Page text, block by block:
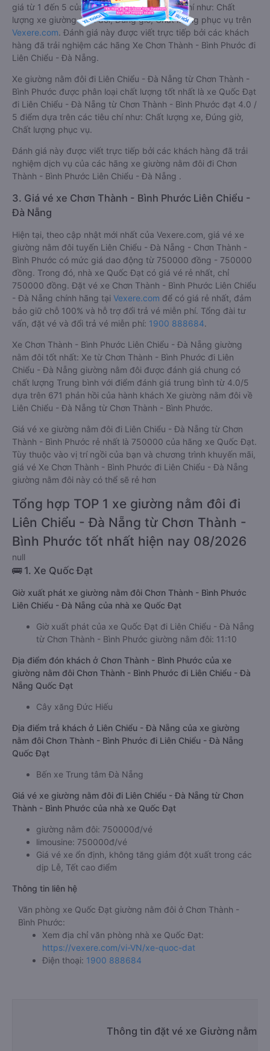
giá từ 1 đến 5 của khách hàng với các tiêu chí như: Chất
lượng xe giường nằm đôi, Đúng giờ, Chất lượng phục vụ trên
Vexere.com. Đánh giá này được viết trực tiếp bởi các khách
hàng đã trải nghiệm các hãng Xe Chơn Thành - Bình Phước đi
Liên Chiểu - Đà Nẵng.
Xe giường nằm đôi đi Liên Chiểu - Đà Nẵng từ Chơn Thành -
Bình Phước được phân loại chất lượng tốt nhất là xe Quốc Đạt
đi Liên Chiểu - Đà Nẵng từ Chơn Thành - Bình Phước đạt 4.0 /
5 điểm dựa trên các tiêu chí như: Chất lượng xe, Đúng giờ,
Chất lượng phục vụ.
Đánh giá này được viết trực tiếp bởi các khách hàng đã trải
nghiệm dịch vụ của các hãng xe giường nằm đôi đi Chơn
Thành - Bình Phước Liên Chiểu - Đà Nẵng .
3. Giá vé xe Chơn Thành - Bình Phước Liên Chiểu -
Đà Nẵng
Hiện tại, theo cập nhật mới nhất của Vexere.com, giá vé xe
giường nằm đôi tuyến Liên Chiểu - Đà Nẵng - Chơn Thành -
Bình Phước có mức giá dao động từ 750000 đồng - 750000
đồng. Trong đó, nhà xe Quốc Đạt có giá vé rẻ nhất, chỉ
750000 đồng. Đặt vé xe Chơn Thành - Bình Phước Liên Chiểu
- Đà Nẵng chính hãng tại Vexere.com để có giá rẻ nhất, đảm
bảo giữ chỗ 100% và hỗ trợ đổi trả vé miễn phí. Tổng đài tư
vấn, đặt vé và đổi trả vé miễn phí: 1900 888684.
Xe Chơn Thành - Bình Phước Liên Chiểu - Đà Nẵng giường
nằm đôi tốt nhất: Xe từ Chơn Thành - Bình Phước đi Liên
Chiểu - Đà Nẵng giường nằm đôi được đánh giá chung có
chất lượng Trung bình với điểm đánh giá trung bình từ 4.0/5
dựa trên 671 phản hồi của hành khách Xe giường nằm đôi về
Liên Chiểu - Đà Nẵng từ Chơn Thành - Bình Phước.
Giá vé xe giường nằm đôi đi Liên Chiểu - Đà Nẵng từ Chơn
Thành - Bình Phước rẻ nhất là 750000 của hãng xe Quốc Đạt.
Tùy thuộc vào vị trí ngồi của bạn và chương trình khuyến mãi,
giá vé Xe Chơn Thành - Bình Phước đi Liên Chiểu - Đà Nẵng
giường nằm đôi này có thể sẽ rẻ hơn
Tổng hợp TOP 1 xe giường nằm đôi đi
Liên Chiểu - Đà Nẵng từ Chơn Thành -
Bình Phước tốt nhất hiện nay 08/2026
null
🚌 1. Xe Quốc Đạt
Giờ xuất phát xe giường nằm đôi Chơn Thành - Bình Phước
Liên Chiểu - Đà Nẵng của nhà xe Quốc Đạt
Giờ xuất phát của xe Quốc Đạt đi Liên Chiểu - Đà Nẵng
từ Chơn Thành - Bình Phước giường nằm đôi: 11:10
Địa điểm đón khách ở Chơn Thành - Bình Phước của xe
giường nằm đôi Chơn Thành - Bình Phước đi Liên Chiểu - Đà
Nẵng Quốc Đạt
Cây xăng Đức Hiếu
Địa điểm trả khách ở Liên Chiểu - Đà Nẵng của xe giường
nằm đôi Chơn Thành - Bình Phước đi Liên Chiểu - Đà Nẵng
Quốc Đạt
Bến xe Trung tâm Đà Nẵng
Giá vé xe giường nằm đôi đi Liên Chiểu - Đà Nẵng từ Chơn
Thành - Bình Phước của nhà xe Quốc Đạt
giường nằm đôi: 750000đ/vé
limousine: 750000đ/vé
Giá vé xe ổn định, không tăng giảm đột xuất trong các
dịp Lễ, Tết cao điểm
Thông tin liên hệ
Văn phòng xe Quốc Đạt giường nằm đôi ở Chơn Thành -
Bình Phước:
Xem địa chỉ văn phòng nhà xe Quốc Đạt:
https://vexere.com/vi-VN/xe-quoc-dat
Điện thoại: 1900 888684
Thông tin đặt vé xe Giường nằm